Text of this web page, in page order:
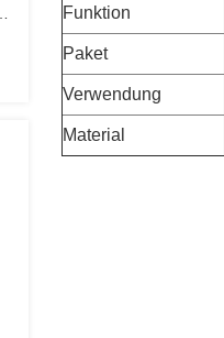
Funktion
Paket
Verwendung
Material